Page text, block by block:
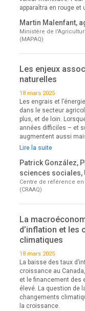
apparaîtra en rouge et
Martin Malenfant,
Ministère de
(MAPAQ)
Les enjeux
naturelles
18 mars 2025
Les engrais et
dans le secteur
plus, et de loin.
années difficiles – et
augmentent aussi
Lire la suite
Patrick González,
sciences sociales,
Centre de référence
(CRAAQ)
La
d’inflation et les
climatiques
18 mars 2025
La baisse des taux
croissance au
et le financement des
élevé. La question de
changements
la croissance.